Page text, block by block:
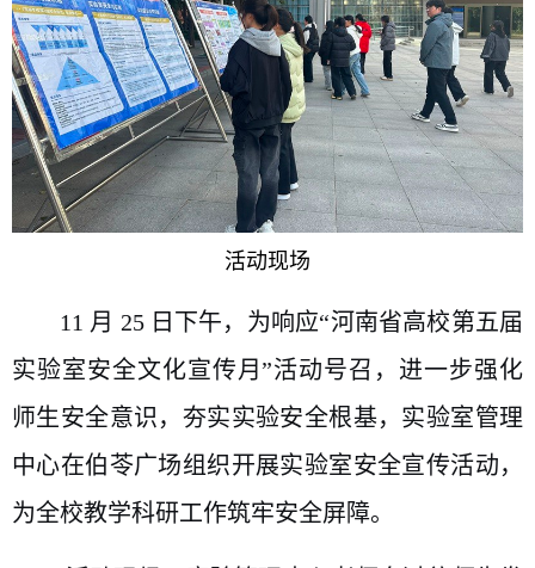
活动现场
11 月 25 日下午，为响应“河南省高校第五届
实验室安全文化宣传月”活动号召，进一步强化
师生安全意识，夯实实验安全根基，实验室管理
中心在伯苓广场组织开展实验室安全宣传活动，
为全校教学科研工作筑牢安全屏障。